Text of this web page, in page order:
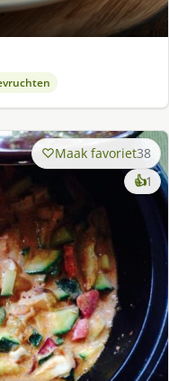
Maak favoriet38
👍1